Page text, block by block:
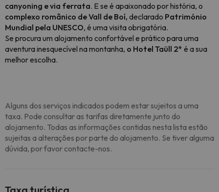
canyoning e via ferrata. E se é apaixonado por história, o
complexo românico de Vall de Boí, declarado Património
Mundial pela UNESCO, é uma visita obrigatória.
Se procura um alojamento confortável e prático para uma
aventura inesquecível na montanha, o Hotel Taüll 2* é a sua
melhor escolha.
Alguns dos serviços indicados podem estar sujeitos a uma
taxa. Pode consultar as tarifas diretamente junto do
alojamento. Todas as informações contidas nesta lista estão
sujeitas a alterações por parte do alojamento. Se tiver alguma
dúvida, por favor contacte-nos.